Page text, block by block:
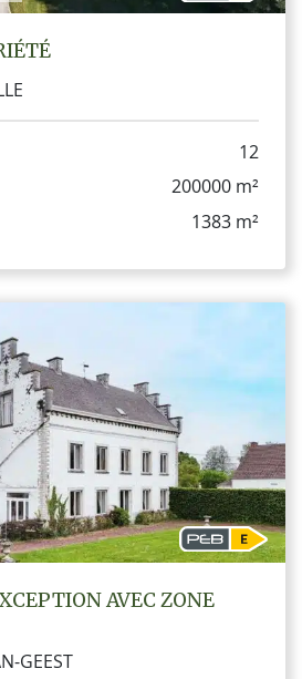
12
200000 m²
1383 m²
AVEC ZONE
GEEST